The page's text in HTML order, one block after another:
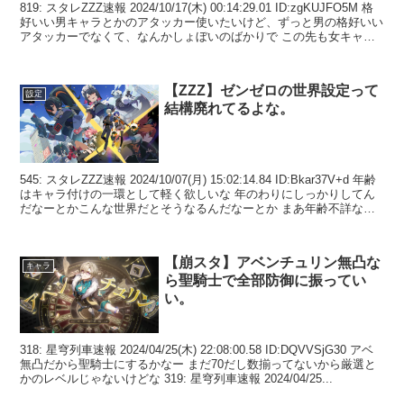
819: スタレZZZ速報 2024/10/17(木) 00:14:29.01 ID:zgKUJFO5M 格
好いい男キャラとかのアタッカー使いたいけど、ずっと男の格好いい
アタッカーでなくて、なんかしょぼいのばかりで この先も女キャラ
設定
【ZZZ】ゼンゼロの世界設定って
結構廃れてるよな。
545: スタレZZZ速報 2024/10/07(月) 15:02:14.84 ID:Bkar37V+d 年齢
はキャラ付けの一環として軽く欲しいな 年のわりにしっかりしてん
だなーとかこんな世界だとそうなるんだなーとか まあ年齢不詳なこ
キャラ
【崩スタ】アベンチュリン無凸な
ら聖騎士で全部防御に振ってい
い。
318: 星穹列車速報 2024/04/25(木) 22:08:00.58 ID:DQVVSjG30 アベ
無凸だから聖騎士にするかなー まだ70だし数揃ってないから厳選と
かのレベルじゃないけどな 319: 星穹列車速報 2024/04/25...